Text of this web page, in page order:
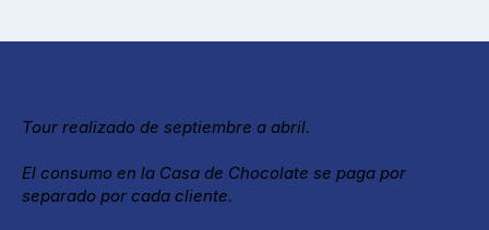
Tour realizado de septiembre a abril.
El consumo en la Casa de Chocolate se paga por
separado por cada cliente.